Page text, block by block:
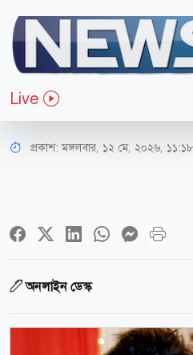
Live
বিনোদন
থালাপতির শপথের পর
রহস্যময় বার্তা
প্রকাশ:মঙ্গলবার, ১২ মে, ২০২৬, ১১:১৮
অনলাইন ডেস্ক